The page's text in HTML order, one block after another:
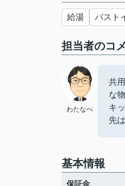
給湯 バスト
担当者のコ
わたなべ
共
な
キ
先
基本情報
保証金